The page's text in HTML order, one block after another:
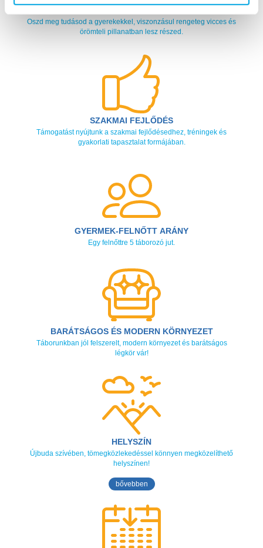
Oszd meg tudásod a gyerekekkel, viszonzásul rengeteg vicces és
örömteli pillanatban lesz részed.
SZAKMAI FEJLŐDÉS
Támogatást nyújtunk a szakmai fejlődésedhez, tréningek és
gyakorlati tapasztalat formájában.
GYERMEK-FELNŐTT ARÁNY
Egy felnőttre 5 táborozó jut.
BARÁTSÁGOS ÉS MODERN KÖRNYEZET
Táborunkban jól felszerelt, modern környezet és barátságos
légkör vár!
HELYSZÍN
Újbuda szívében, tömegközlekedéssel könnyen megközelíthető
helyszínen!
bővebben